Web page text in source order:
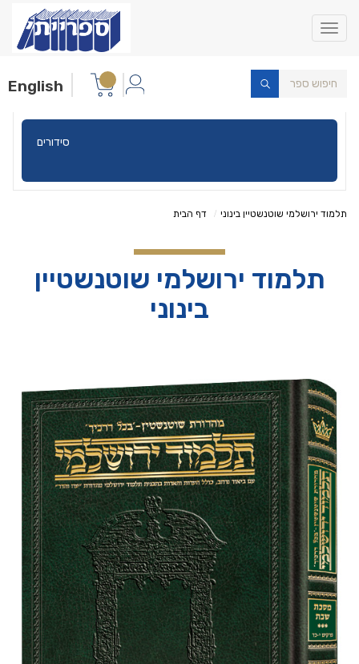
Toggle
navigation
English
דף הבית תלמוד ירושלמי שוטנשטיין בינוני
תלמוד ירושלמי שוטנשטיין
בינוני